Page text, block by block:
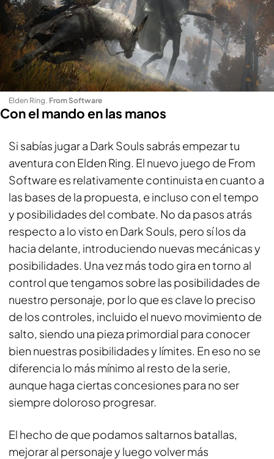
Elden Ring. From Software
Con el mando en las manos
Si sabías jugar a Dark Souls sabrás empezar tu
aventura con Elden Ring. El nuevo juego de From
Software es relativamente continuista en cuanto a
las bases de la propuesta, e incluso con el tempo
y posibilidades del combate. No da pasos atrás
respecto a lo visto en Dark Souls, pero sí los da
hacia delante, introduciendo nuevas mecánicas y
posibilidades. Una vez más todo gira en torno al
control que tengamos sobre las posibilidades de
nuestro personaje, por lo que es clave lo preciso
de los controles, incluido el nuevo movimiento de
salto, siendo una pieza primordial para conocer
bien nuestras posibilidades y límites. En eso no se
diferencia lo más mínimo al resto de la serie,
aunque haga ciertas concesiones para no ser
siempre doloroso progresar.
El hecho de que podamos saltarnos batallas,
mejorar al personaje y luego volver más